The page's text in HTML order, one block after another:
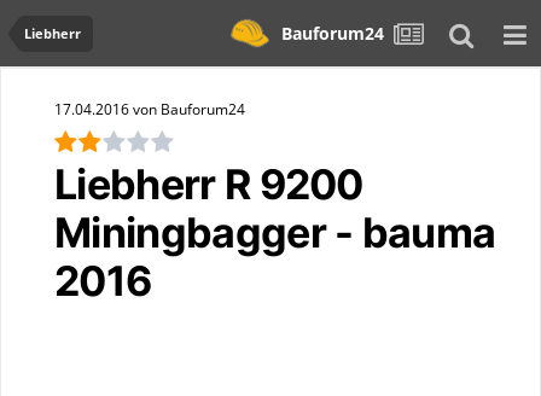
Liebherr Bauforum24
17.04.2016 von Bauforum24
Liebherr R 9200
Miningbagger - bauma
2016